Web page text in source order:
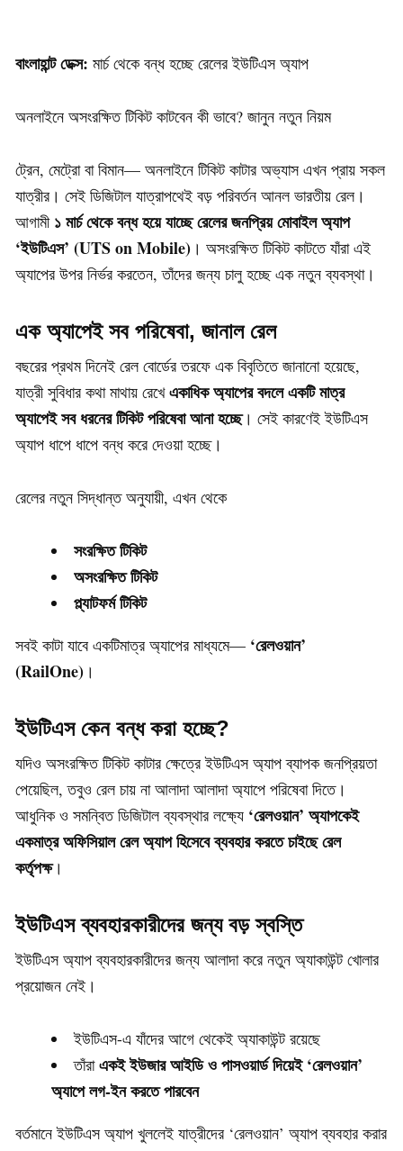
বাংলাহান্ট ডেক্স: মার্চ থেকে বন্ধ হচ্ছে রেলের ইউটিএস অ্যাপ
অনলাইনে অসংরক্ষিত টিকিট কাটবেন কী ভাবে? জানুন নতুন নিয়ম
ট্রেন, মেট্রো বা বিমান— অনলাইনে টিকিট কাটার অভ্যাস এখন প্রায় সকল
যাত্রীর। সেই ডিজিটাল যাত্রাপথেই বড় পরিবর্তন আনল ভারতীয় রেল।
আগামী ১ মার্চ থেকে বন্ধ হয়ে যাচ্ছে রেলের জনপ্রিয় মোবাইল অ্যাপ
‘ইউটিএস’ (UTS on Mobile) । অসংরক্ষিত টিকিট কাটতে যাঁরা এই
অ্যাপের উপর নির্ভর করতেন, তাঁদের জন্য চালু হচ্ছে এক নতুন ব্যবস্থা।
এক অ্যাপেই সব পরিষেবা, জানাল রেল
বছরের প্রথম দিনেই রেল বোর্ডের তরফে এক বিবৃতিতে জানানো হয়েছে,
যাত্রী সুবিধার কথা মাথায় রেখেএকাধিক অ্যাপের বদলে একটি মাত্র
অ্যাপেই সব ধরনের টিকিট পরিষেবা আনা হচ্ছে। সেই কারণেই ইউটিএস
অ্যাপ ধাপে ধাপে বন্ধ করে দেওয়া হচ্ছে।
রেলের নতুন সিদ্ধান্ত অনুযায়ী, এখন থেকে
সংরক্ষিত টিকিট
অসংরক্ষিত টিকিট
প্ল্যাটফর্ম টিকিট
সবই কাটা যাবে একটিমাত্র অ্যাপের মাধ্যমে— ‘রেলওয়ান’
(RailOne) ।
ইউটিএস কেন বন্ধ করা হচ্ছে?
যদিও অসংরক্ষিত টিকিট কাটার ক্ষেত্রে ইউটিএস অ্যাপ ব্যাপক জনপ্রিয়তা
পেয়েছিল, তবুও রেল চায় না আলাদা আলাদা অ্যাপে পরিষেবা দিতে।
আধুনিক ও সমন্বিত ডিজিটাল ব্যবস্থার লক্ষ্যে ‘রেলওয়ান’ অ্যাপকেই
একমাত্র অফিসিয়াল রেল অ্যাপ হিসেবে ব্যবহার করতে চাইছে রেল
কর্তৃপক্ষ।
ইউটিএস ব্যবহারকারীদের জন্য বড় স্বস্তি
ইউটিএস অ্যাপ ব্যবহারকারীদের জন্য আলাদা করে নতুন অ্যাকাউন্ট খোলার
প্রয়োজন নেই।
ইউটিএস-এ যাঁদের আগে থেকেই অ্যাকাউন্ট রয়েছে
তাঁরাএকই ইউজার আইডি ও পাসওয়ার্ড দিয়েই ‘রেলওয়ান’
অ্যাপে লগ-ইন করতে পারবেন
বর্তমানে ইউটিএস অ্যাপ খুললেই যাত্রীদের ‘রেলওয়ান’ অ্যাপ ব্যবহার করার